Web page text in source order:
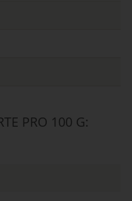
PRO 100 G: